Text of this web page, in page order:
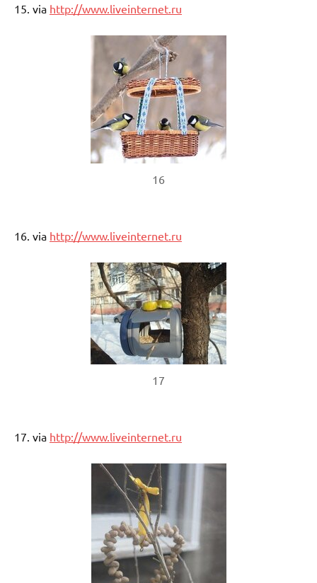
15. via http://www.liveinternet.ru
16
16. via http://www.liveinternet.ru
17
17. via http://www.liveinternet.ru